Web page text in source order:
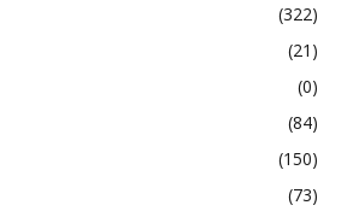
(322)
(21)
(0)
(84)
(150)
(73)